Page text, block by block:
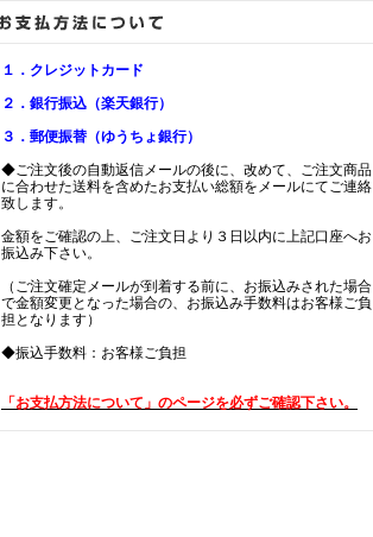
１．クレジットカード
２．銀行振込（楽天銀行）
３．郵便振替（ゆうちょ銀行）
◆ご注文後の自動返信メールの後に、改めて、ご注文商品
に合わせた送料を含めたお支払い総額をメールにてご連絡
致します。
金額をご確認の上、ご注文日より３日以内に上記口座へお
振込み下さい。
（ご注文確定メールが到着する前に、お振込みされた場合
で金額変更となった場合の、お振込み手数料はお客様ご負
担となります）
◆振込手数料：お客様ご負担
「お支払方法について」のページを必ずご確認下さい。